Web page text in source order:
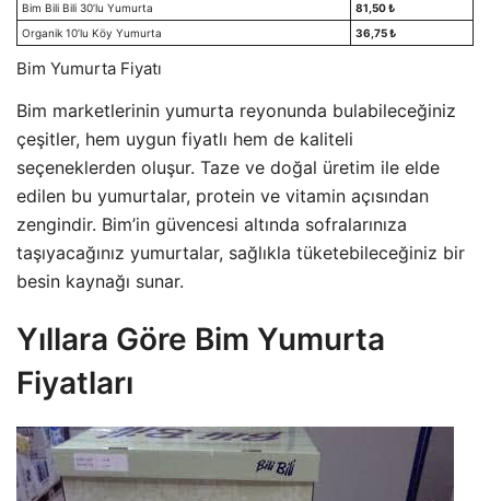
Bim Bili Bili 30’lu Yumurta
81,50 ₺
Organik 10’lu Köy Yumurta
36,75 ₺
Bim Yumurta Fiyatı
Bim marketlerinin yumurta reyonunda bulabileceğiniz
çeşitler, hem uygun fiyatlı hem de kaliteli
seçeneklerden oluşur. Taze ve doğal üretim ile elde
edilen bu yumurtalar, protein ve vitamin açısından
zengindir. Bim’in güvencesi altında sofralarınıza
taşıyacağınız yumurtalar, sağlıkla tüketebileceğiniz bir
besin kaynağı sunar.
Yıllara Göre Bim Yumurta
Fiyatları